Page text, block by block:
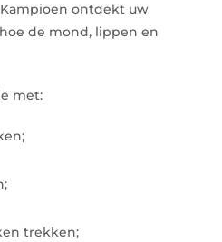
ontdekt uw
de mond, lippen en
met:
trekken;